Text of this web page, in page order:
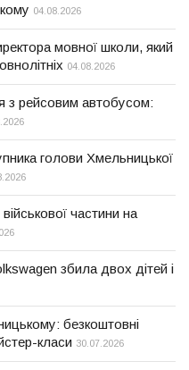
04.08.2026
мовної школи, який
04.08.2026
з рейсовим автобусом:
голови Хмельницької
частини на
збила двох дітей і
безкоштовні
класи 30.07.2026